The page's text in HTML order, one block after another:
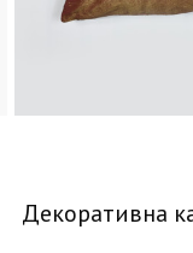
Декоративна